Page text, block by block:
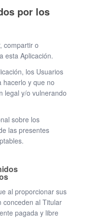
por los
compartir o
esta Aplicación.
los Usuarios
hacerlo y que no
legal y/o vulnerando
sobre los
las presentes
al proporcionar sus
conceden al Titular
pagada y libre